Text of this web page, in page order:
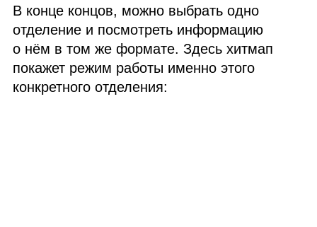
В конце концов, можно выбрать одно
отделение и посмотреть информацию
о нём в том же формате. Здесь хитмап
покажет режим работы именно этого
конкретного отделения: